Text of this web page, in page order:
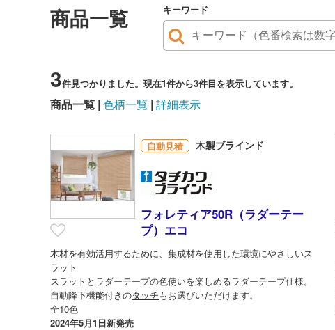
商品一覧 キーワード
3件見つかりました。現在1件から3件目を表示しています。
商品一覧 色柄一覧 詳細表示
自動見積 木製ブラインド
フォレティア50R（ラダーテー
プ）エコ
木材を有効活用するために、集成材を使用した環境にやさしいス
ラット
スラットとラダーテープの色使いを楽しめるラダーテープ仕様。
自動降下機能付きのタッチもお選びいただけます。
全10色
2024年5月1日新発売